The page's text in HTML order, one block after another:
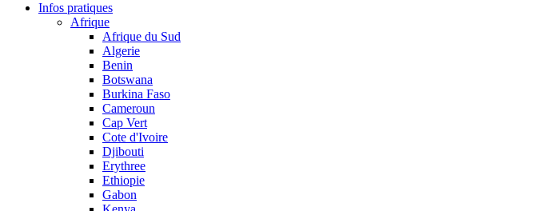
Infos pratiques
Afrique
Afrique du Sud
Algerie
Benin
Botswana
Burkina Faso
Cameroun
Cap Vert
Cote d'Ivoire
Djibouti
Erythree
Ethiopie
Gabon